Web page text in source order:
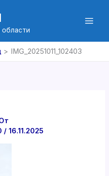
IMG_20251011_102403
/16.11.2025